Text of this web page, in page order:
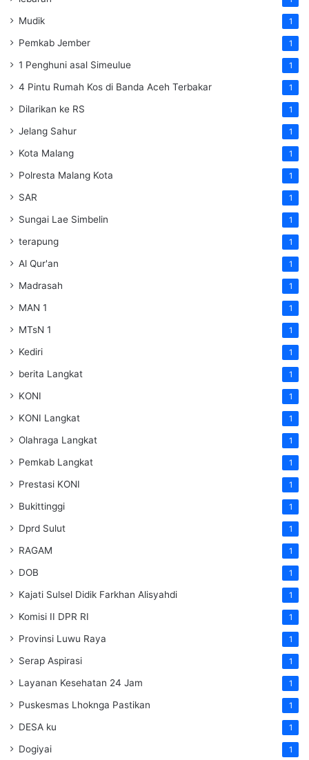
Mudik 1
Pemkab Jember 1
1 Penghuni asal Simeulue 1
4 Pintu Rumah Kos di Banda Aceh Terbakar 1
Dilarikan ke RS 1
Jelang Sahur 1
Kota Malang 1
Polresta Malang Kota 1
SAR 1
Sungai Lae Simbelin 1
terapung 1
Al Qur'an 1
Madrasah 1
MAN 1 1
MTsN 1 1
Kediri 1
berita Langkat 1
KONI 1
KONI Langkat 1
Olahraga Langkat 1
Pemkab Langkat 1
Prestasi KONI 1
Bukittinggi 1
Dprd Sulut 1
RAGAM 1
DOB 1
Kajati Sulsel Didik Farkhan Alisyahdi 1
Komisi II DPR RI 1
Provinsi Luwu Raya 1
Serap Aspirasi 1
Layanan Kesehatan 24 Jam 1
Puskesmas Lhoknga Pastikan 1
DESA ku 1
Dogiyai 1